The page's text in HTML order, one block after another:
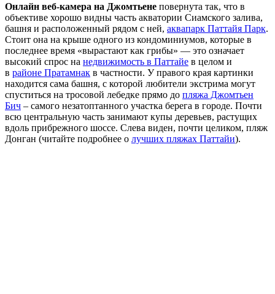
Онлайн веб-камера на Джомтьене повернута так, что в
объективе хорошо видны часть акватории Сиамского залива,
башня и расположенный рядом с ней, аквапарк Паттайя Парк.
Стоит она на крыше одного из кондоминиумов, которые в
последнее время «вырастают как грибы» — это означает
высокий спрос на недвижимость в Паттайе в целом и
в районе Пратамнак в частности. У правого края картинки
находится сама башня, с которой любители экстрима могут
спуститься на тросовой лебедке прямо до пляжа Джомтьен
Бич – самого незатоптанного участка берега в городе. Почти
всю центральную часть занимают купы деревьев, растущих
вдоль прибрежного шоссе. Слева виден, почти целиком, пляж
Донган (читайте подробнее о лучших пляжах Паттайи).